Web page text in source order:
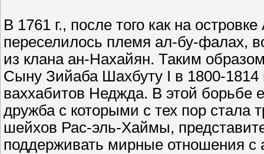
В 1761 г., после того как на
переселилось племя ал-бу-фалах,
из клана ан-Нахайян. Таким
Сыну Зийаба Шахбуту I в 1800-1814
ваххабитов Неджда. В этой борьбе
дружба с которыми с тех пор стала
шейхов Рас-эль-Хаймы,
поддерживать мирные отношения с